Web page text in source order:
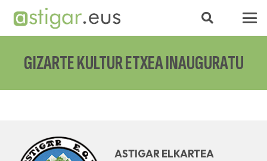
GIZARTE KULTUR ETXEA INAUGURATU
ASTIGAR ELKARTEA